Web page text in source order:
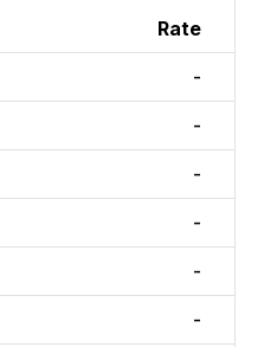
Rate
-
-
-
-
-
-